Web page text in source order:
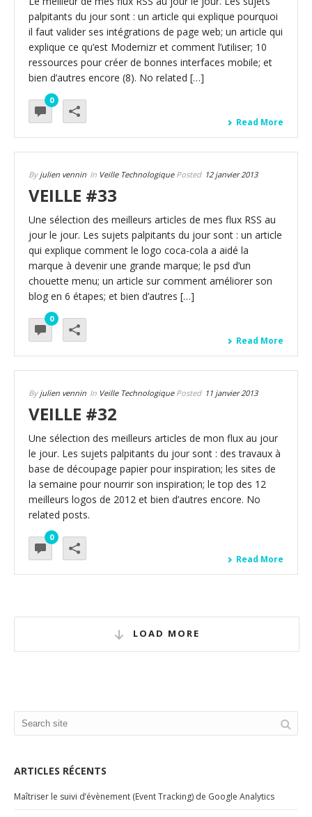
palpitants du jour sont : un article qui explique pourquoi
il faut valider ses intégrations de page web; un article qui
explique ce qu’est Modernizr et comment l’utiliser; 10
ressources pour créer de bonnes interfaces mobile; et
bien d’autres encore (8). No related […]
0
Read More
By julien vennin In Veille TechnologiquePosted 12 janvier 2013
VEILLE #33
Une sélection des meilleurs articles de mes flux RSS au
jour le jour. Les sujets palpitants du jour sont : un article
qui explique comment le logo coca-cola a aidé la
marque à devenir une grande marque; le psd d’un
chouette menu; un article sur comment améliorer son
blog en 6 étapes; et bien d’autres […]
0
Read More
By julien vennin In Veille TechnologiquePosted 11 janvier 2013
VEILLE #32
Une sélection des meilleurs articles de mon flux au jour
le jour. Les sujets palpitants du jour sont : des travaux à
base de découpage papier pour inspiration; les sites de
la semaine pour nourrir son inspiration; le top des 12
meilleurs logos de 2012 et bien d’autres encore. No
related posts.
0
Read More
LOAD MORE
ARTICLES RÉCENTS
Maîtriser le suivi d’évènement (Event Tracking) de Google Analytics